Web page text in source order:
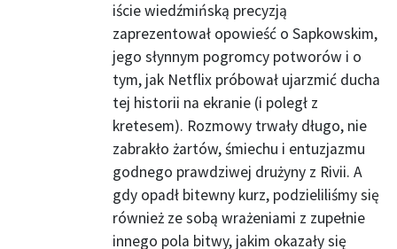
iście wiedźmińską precyzją
zaprezentował opowieść o Sapkowskim,
jego słynnym pogromcy potworów i o
tym, jak Netflix próbował ujarzmić ducha
tej historii na ekranie (i poległ z
kretesem). Rozmowy trwały długo, nie
zabrakło żartów, śmiechu i entuzjazmu
godnego prawdziwej drużyny z Rivii. A
gdy opadł bitewny kurz, podzieliliśmy się
również ze sobą wrażeniami z zupełnie
innego pola bitwy, jakim okazały się